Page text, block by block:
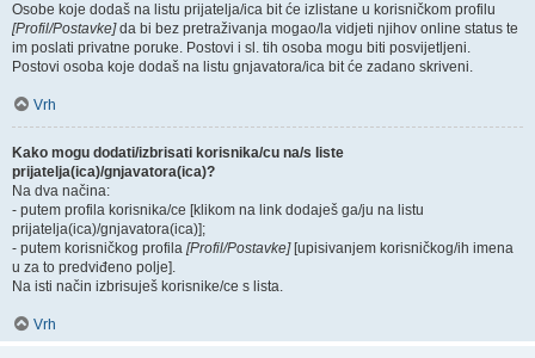
Osobe koje dodaš na listu prijatelja/ica bit će izlistane u korisničkom profilu
[Profil/Postavke]da bi bez pretraživanja mogao/la vidjeti njihov online status te
im poslati privatne poruke. Postovi i sl. tih osoba mogu biti posvijetljeni.
Postovi osoba koje dodaš na listu gnjavatora/ica bit će zadano skriveni.
Vrh
Kako mogu dodati/izbrisati korisnika/cu na/s liste
prijatelja(ica)/gnjavatora(ica)?
Na dva načina:
- putem profila korisnika/ce [klikom na link dodaješ ga/ju na listu
prijatelja(ica)/gnjavatora(ica)];
- putem korisničkog profila [Profil/Postavke][upisivanjem korisničkog/ih imena
u za to predviđeno polje].
Na isti način izbrisuješ korisnike/ce s lista.
Vrh